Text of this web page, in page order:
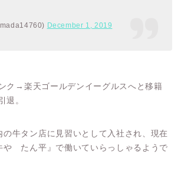
December 1, 2019
ク→楽天ゴールデンイーグルスへと移籍
退。
の牛タン店に見習いとして入社され、現在
や たん平』で働いていらっしゃるようで